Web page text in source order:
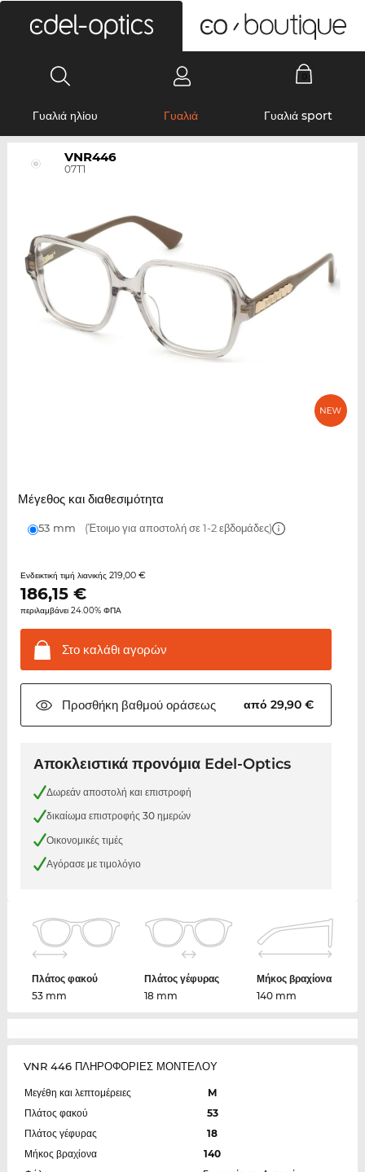
Γυαλιά ηλίου Γυαλιά Γυαλιά sport
VNR446
07T1
Μέγεθος και διαθεσιμότητα
53 mm (Έτοιμο για αποστολή σε 1-2 εβδομάδες)
Ενδεικτική τιμή λιανικής 219,00 €
186,15€
περιλαμβάνει 24.00% ΦΠΑ
Στο καλάθιαγορών
Προσθήκη βαθμούοράσεως από 29,90 €
Αποκλειστικά προνόμια Edel-Optics
Δωρεάν αποστολή και επιστροφή
δικαίωμα επιστροφής 30 ημερών
Οικονομικές τιμές
Αγόρασε με τιμολόγιο
Πλάτος φακού
53 mm
Πλάτος γέφυρας
18 mm
Μήκος βραχίονα
140 mm
VNR 446 ΠΛΗΡΟΦΟΡΙΕΣ ΜΟΝΤΕΛΟΥ
Μεγέθη και λεπτομέρειες
M
Πλάτος φακού
53
Πλάτος γέφυρας
18
Μήκος βραχίονα
140